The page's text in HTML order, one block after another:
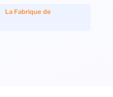
La Fabrique de